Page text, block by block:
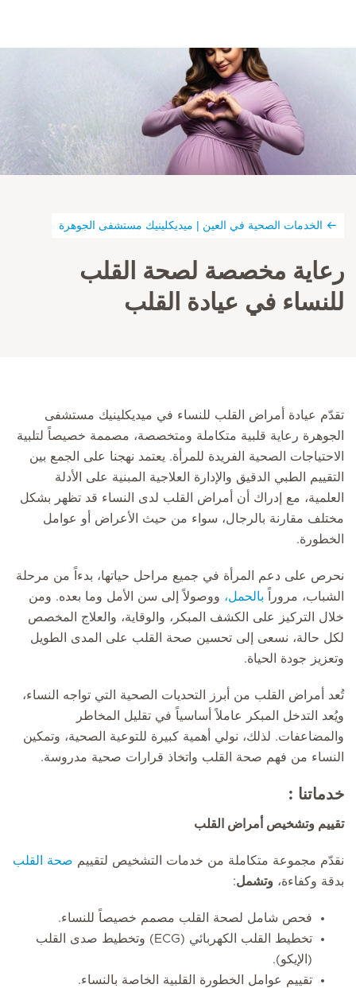
الخدمات الصحية في العين | ميديكلينيك مستشفى الجوهرة
رعاية مخصصة لصحة القلب
للنساء في عيادة القلب
تقدّم عيادة أمراض القلب للنساء في ميديكلينيك مستشفى
الجوهرة رعاية قلبية متكاملة ومتخصصة، مصممة خصيصاً لتلبية
الاحتياجات الصحية الفريدة للمرأة. يعتمد نهجنا على الجمع بين
التقييم الطبي الدقيق والإدارة العلاجية المبنية على الأدلة
العلمية، مع إدراك أن أمراض القلب لدى النساء قد تظهر بشكل
مختلف مقارنة بالرجال، سواء من حيث الأعراض أو عوامل
الخطورة.
نحرص على دعم المرأة في جميع مراحل حياتها، بدءاً من مرحلة
الشباب، مروراً بالحمل، ووصولاً إلى سن الأمل وما بعده. ومن
خلال التركيز على الكشف المبكر، والوقاية، والعلاج المخصص
لكل حالة، نسعى إلى تحسين صحة القلب على المدى الطويل
وتعزيز جودة الحياة.
تُعد أمراض القلب من أبرز التحديات الصحية التي تواجه النساء،
ويُعد التدخل المبكر عاملاً أساسياً في تقليل المخاطر
والمضاعفات. لذلك، نولي أهمية كبيرة للتوعية الصحية، وتمكين
النساء من فهم صحة القلب واتخاذ قرارات صحية مدروسة.
خدماتنا :
تقييم وتشخيص أمراض القلب
نقدّم مجموعة متكاملة من خدمات التشخيص لتقييم صحة القلب
بدقة وكفاءة، وتشمل:
فحص شامل لصحة القلب مصمم خصيصاً للنساء.
تخطيط القلب الكهربائي (ECG) وتخطيط صدى القلب
(الإيكو).
تقييم عوامل الخطورة القلبية الخاصة بالنساء.